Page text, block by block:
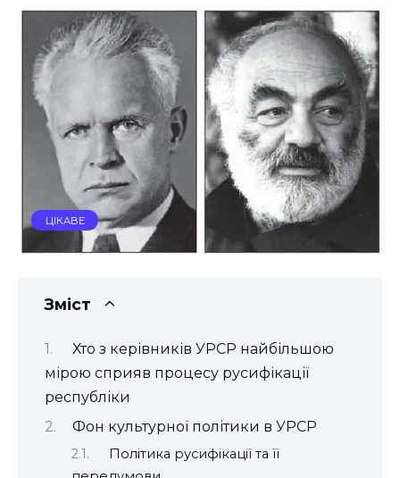
ЦІКАВЕ
Зміст
Хто з керівників УРСР найбільшою
мірою сприяв процесу русифікації
республіки
Фон культурної політики в УРСР
Політика русифікації та її